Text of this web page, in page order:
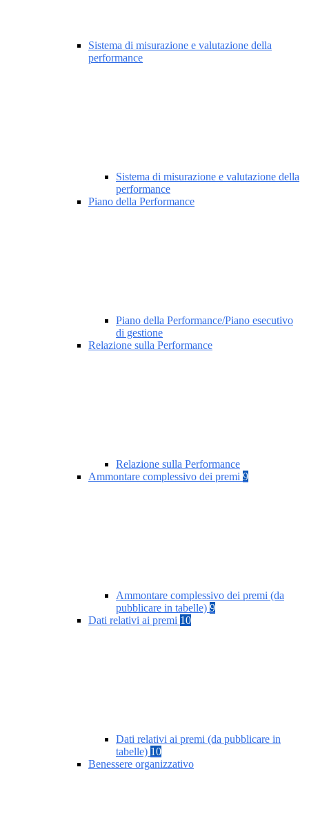
Sistema di misurazione e valutazione della
performance
Sistema di misurazione e valutazione della
performance
Piano della Performance
Piano della Performance/Piano esecutivo
di gestione
Relazione sulla Performance
Relazione sulla Performance
Ammontare complessivo dei premi 9
Ammontare complessivo dei premi (da
pubblicare in tabelle) 9
Dati relativi ai premi 10
Dati relativi ai premi (da pubblicare in
tabelle) 10
Benessere organizzativo